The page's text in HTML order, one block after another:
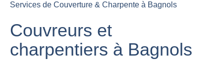
Services de Couverture & Charpente à Bagnols
Couvreurs et
charpentiers à Bagnols